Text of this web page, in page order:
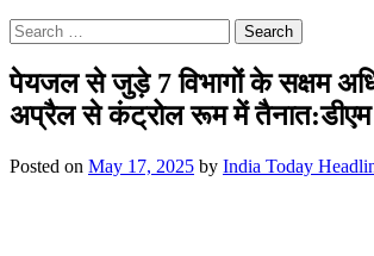
Search
for:
पेयजल से जुड़े 7 विभागों के सक्षम
अप्रैल से कंट्रोल रूम में तैनात:डीएम
Posted on May 17, 2025 by India Today